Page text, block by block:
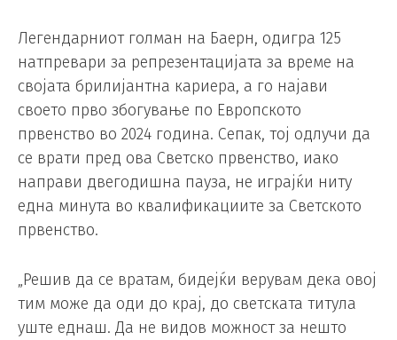
Легендарниот голман на Баерн, одигра 125
натпревари за репрезентацијата за време на
својата брилијантна кариера, а го најави
своето прво збогување по Европското
првенство во 2024 година. Сепак, тој одлучи да
се врати пред ова Светско првенство, иако
направи двегодишна пауза, не играјќи ниту
една минута во квалификациите за Светското
првенство.
„Решив да се вратам, бидејќи верувам дека овој
тим може да оди до крај, до светската титула
уште еднаш. Да не видов можност за нешто